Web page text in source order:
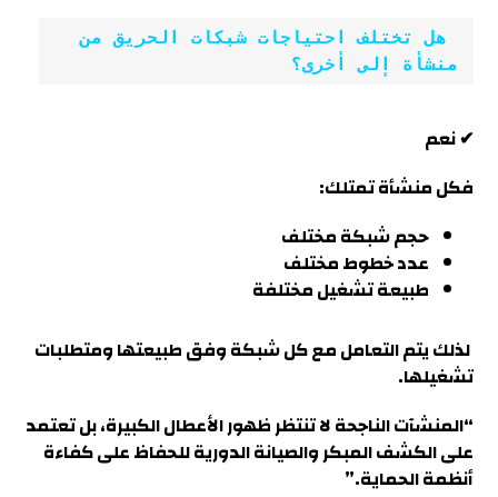
هل تختلف احتياجات شبكات الحريق من
منشأة إلى أخرى؟
✔ نعم
فكل منشأة تمتلك:
حجم شبكة مختلف
عدد خطوط مختلف
طبيعة تشغيل مختلفة
لذلك يتم التعامل مع كل شبكة وفق طبيعتها ومتطلبات
تشغيلها.
“المنشآت الناجحة لا تنتظر ظهور الأعطال الكبيرة، بل تعتمد
على الكشف المبكر والصيانة الدورية للحفاظ على كفاءة
أنظمة الحماية.”